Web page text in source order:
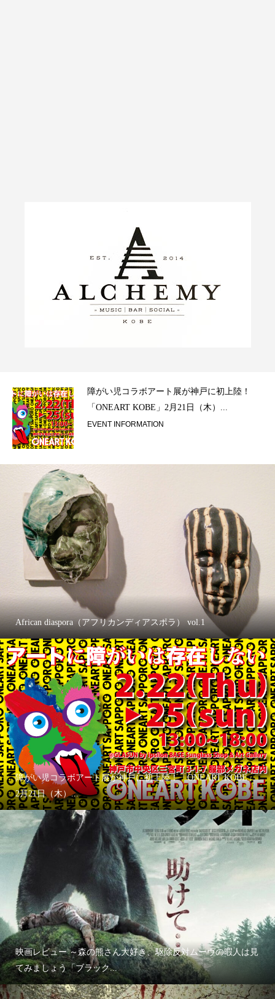
障がい児コラボアート展が神戸に初上陸！
「ONEART KOBE」2月21日（木）...
EVENT INFORMATION
African diaspora（アフリカンディアスポラ） vol.1
障がい児コラボアート展が神戸に初上陸！「ONEART KOBE」
2月21日（木）...
映画レビュー ～森の熊さん大好き、駆除反対ムーヴの暇人は見
てみましょう「ブラック...